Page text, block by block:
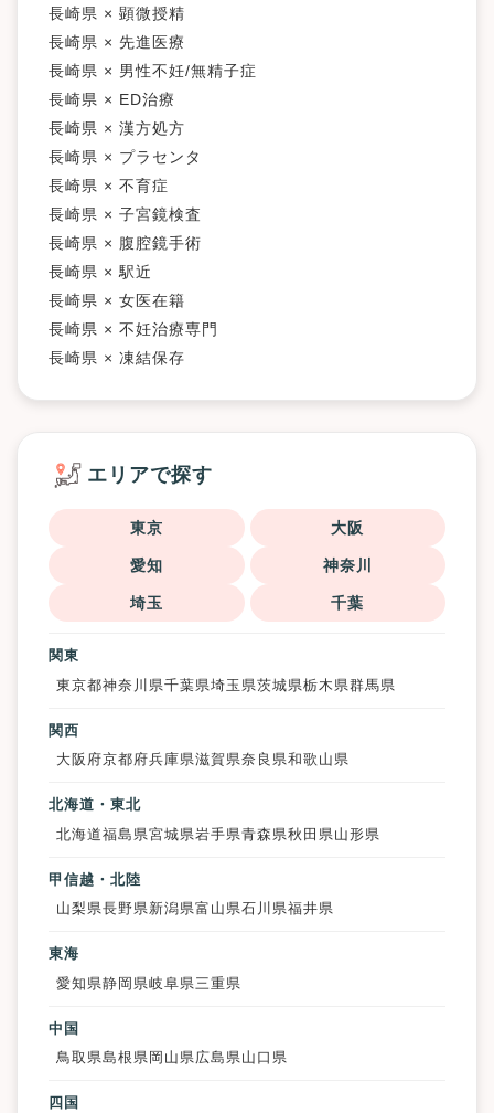
長崎県 × 顕微授精
長崎県 × 先進医療
長崎県 × 男性不妊/無精子症
長崎県 × ED治療
長崎県 × 漢方処方
長崎県 × プラセンタ
長崎県 × 不育症
長崎県 × 子宮鏡検査
長崎県 × 腹腔鏡手術
長崎県 × 駅近
長崎県 × 女医在籍
長崎県 × 不妊治療専門
長崎県 × 凍結保存
エリアで探す
東京 大阪
愛知 神奈川
埼玉 千葉
関東
東京都神奈川県千葉県埼玉県茨城県栃木県群馬県
関西
大阪府京都府兵庫県滋賀県奈良県和歌山県
北海道・東北
北海道福島県宮城県岩手県青森県秋田県 山形県
甲信越・北陸
山梨県長野県新潟県富山県石川県福井県
東海
愛知県静岡県岐阜県 三重県
中国
鳥取県島根県 岡山県広島県山口県
四国